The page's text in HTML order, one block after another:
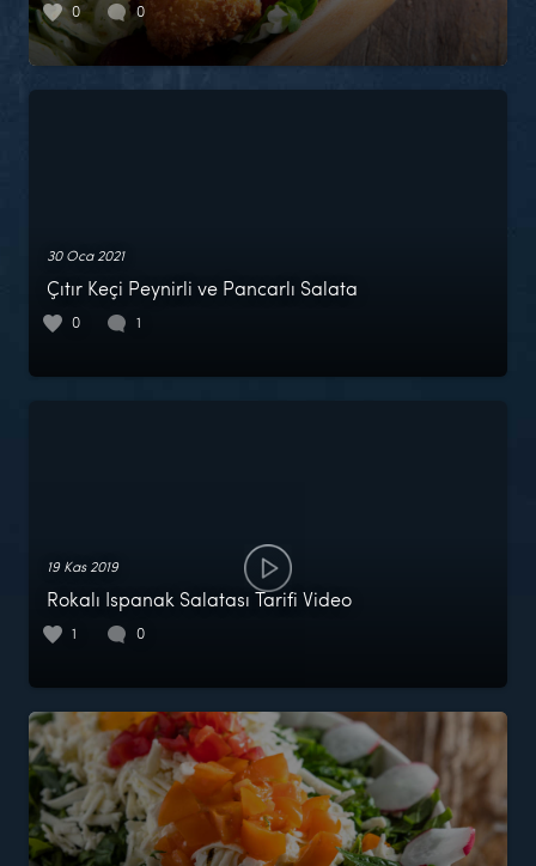
0 0
30 Oca 2021
Çıtır Keçi Peynirli ve Pancarlı Salata
0 1
19 Kas 2019
Rokalı Ispanak Salatası Tarifi Video
1 0